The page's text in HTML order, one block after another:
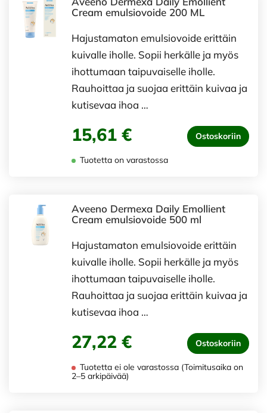
Cream emulsiovoide 200 ML
Hajustamaton emulsiovoide erittäin
kuivalle iholle. Sopii herkälle ja myös
ihottumaan taipuvaiselle iholle.
Rauhoittaa ja suojaa erittäin kuivaa ja
kutisevaa ihoa …
15,61 € Ostoskoriin
Tuotetta on varastossa
Aveeno Dermexa Daily Emollient
Cream emulsiovoide 500 ml
Hajustamaton emulsiovoide erittäin
kuivalle iholle. Sopii herkälle ja myös
ihottumaan taipuvaiselle iholle.
Rauhoittaa ja suojaa erittäin kuivaa ja
kutisevaa ihoa …
27,22 € Ostoskoriin
Tuotetta ei ole varastossa (Toimitusaika on
2–5 arkipäivää)